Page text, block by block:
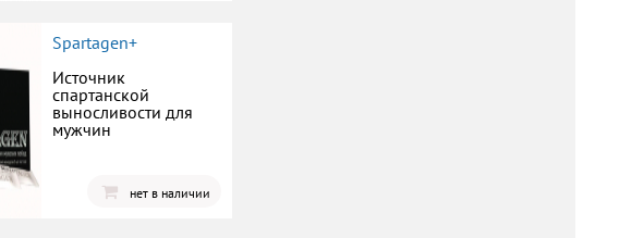
Spartagen+
Источник
спартанской
выносливости для
мужчин
нет в наличии